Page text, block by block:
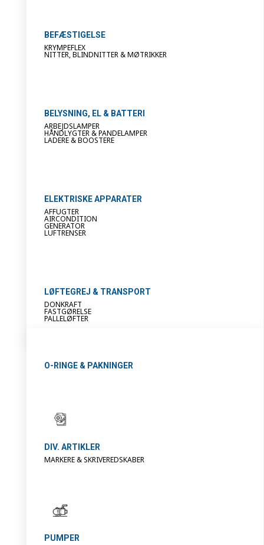
BEFÆSTIGELSE
KRYMPEFLEX
NITTER, BLINDNITTER & MØTRIKKER
BELYSNING, EL & BATTERI
ARBEJDSLAMPER
HÅNDLYGTER & PANDELAMPER
LADERE & BOOSTERE
ELEKTRISKE APPARATER
AFFUGTER
AIRCONDITION
GENERATOR
LUFTRENSER
LØFTEGREJ & TRANSPORT
DONKRAFT
FASTGØRELSE
PALLELØFTER
O-RINGE & PAKNINGER
DIV. ARTIKLER
MARKERE & SKRIVEREDSKABER
PUMPER